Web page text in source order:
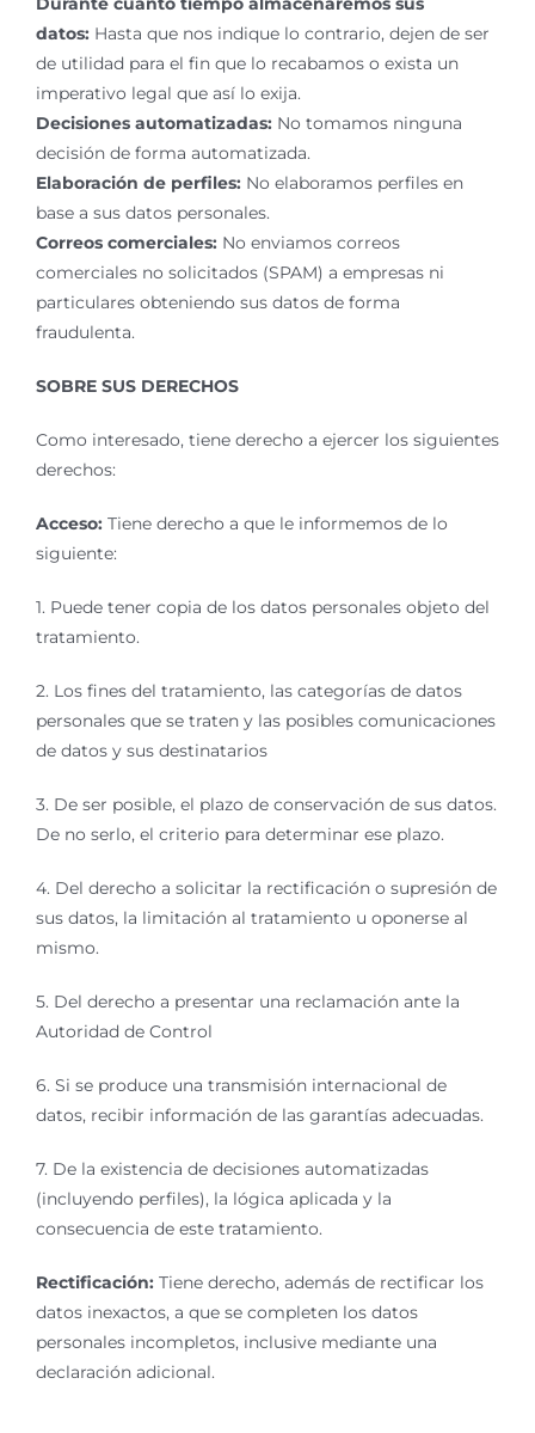
datos: Hasta que nos indique lo contrario, dejen de ser
de utilidad para el fin que lo recabamos o exista un
imperativo legal que así lo exija.
Decisiones automatizadas: No tomamos ninguna
decisión de forma automatizada.
Elaboración de perfiles: No elaboramos perfiles en
base a sus datos personales.
Correos comerciales: No enviamos correos
comerciales no solicitados (SPAM) a empresas ni
particulares obteniendo sus datos de forma
fraudulenta.
SOBRE SUS DERECHOS
Como interesado, tiene derecho a ejercer los siguientes
derechos:
Acceso: Tiene derecho a que le informemos de lo
siguiente:
1. Puede tener copia de los datos personales objeto del
tratamiento.
2. Los fines del tratamiento, las categorías de datos
personales que se traten y las posibles comunicaciones
de datos y sus destinatarios
3. De ser posible, el plazo de conservación de sus datos.
De no serlo, el criterio para determinar ese plazo.
4. Del derecho a solicitar la rectificación o supresión de
sus datos, la limitación al tratamiento u oponerse al
mismo.
5. Del derecho a presentar una reclamación ante la
Autoridad de Control
6. Si se produce una transmisión internacional de
datos, recibir información de las garantías adecuadas.
7. De la existencia de decisiones automatizadas
(incluyendo perfiles), la lógica aplicada y la
consecuencia de este tratamiento.
Rectificación: Tiene derecho, además de rectificar los
datos inexactos, a que se completen los datos
personales incompletos, inclusive mediante una
declaración adicional.